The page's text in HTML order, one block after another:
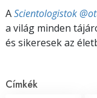
AScientologistok
a világ minden
és sikeresek az
Címkék